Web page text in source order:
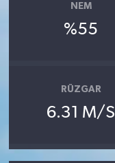
NEM
%55
RÜZGAR
6.31 M/S